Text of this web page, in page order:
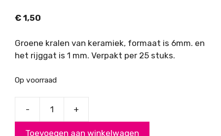
€ 1,50
Groene kralen van keramiek, formaat is 6mm. en
het rijggat is 1 mm. Verpakt per 25 stuks.
Op voorraad
- +
Toevoegen aan winkelwagen